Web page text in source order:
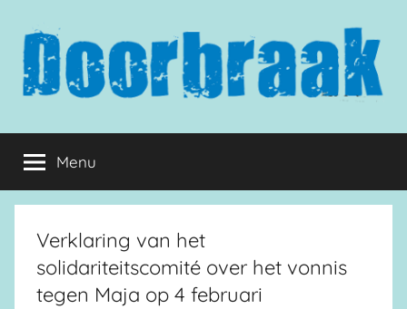
inhoud
springen
Doorbraak.eu
Menu
Verklaring van het
solidariteitscomité over het vonnis
tegen Maja op 4 februari